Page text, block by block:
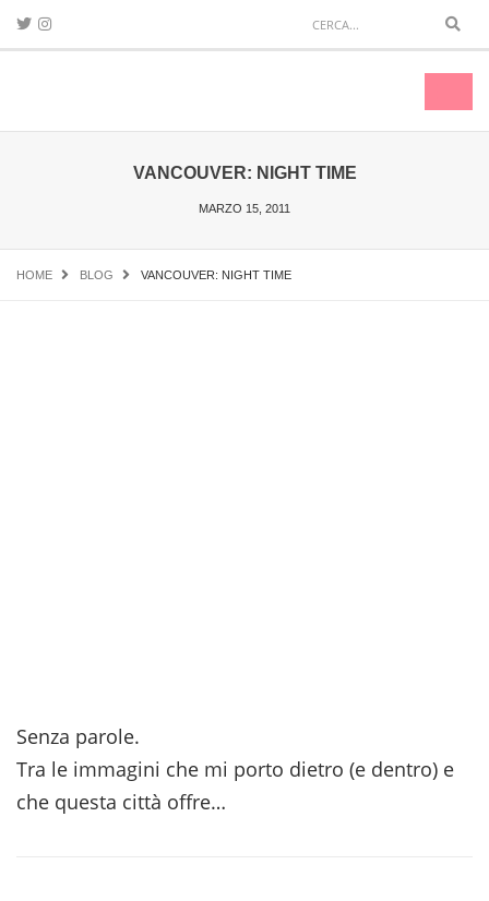
VANCOUVER: NIGHT TIME
MARZO 15, 2011
HOME BLOG VANCOUVER: NIGHT TIME
Senza parole.
Tra le immagini che mi porto dietro (e dentro) e
che questa città offre…